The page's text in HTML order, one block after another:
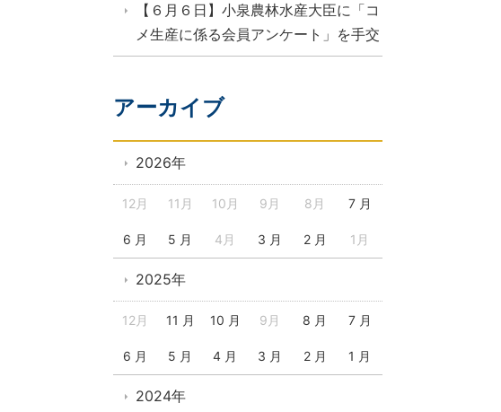
【６月６日】小泉農林水産大臣に「コ
メ生産に係る会員アンケート」を手交
アーカイブ
2026年
12月 11月 10月 9月 8月 7 月
6 月 5 月 4月 3 月 2 月 1月
2025年
12月 11 月 10 月 9月 8 月 7 月
6 月 5 月 4 月 3 月 2 月 1 月
2024年